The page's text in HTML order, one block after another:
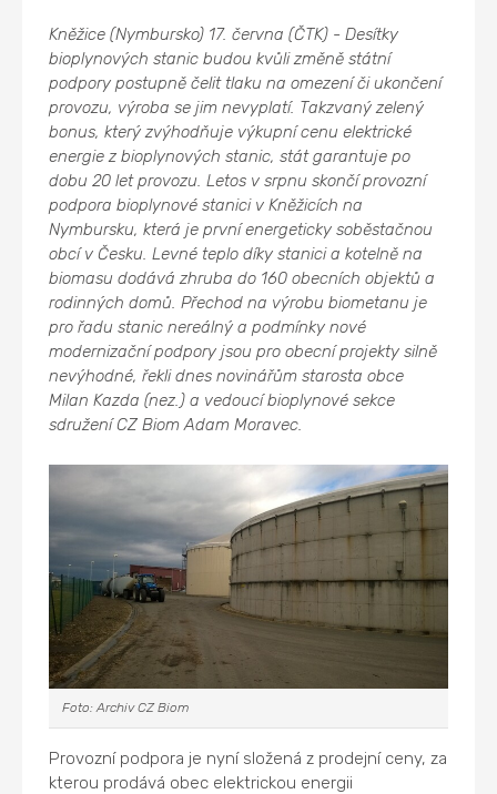
Kněžice (Nymbursko) 17. června (ČTK) - Desítky
bioplynových stanic budou kvůli změně státní
podpory postupně čelit tlaku na omezení či ukončení
provozu, výroba se jim nevyplatí. Takzvaný zelený
bonus, který zvýhodňuje výkupní cenu elektrické
energie z bioplynových stanic, stát garantuje po
dobu 20 let provozu. Letos v srpnu skončí provozní
podpora bioplynové stanici v Kněžicích na
Nymbursku, která je první energeticky soběstačnou
obcí v Česku. Levné teplo díky stanici a kotelně na
biomasu dodává zhruba do 160 obecních objektů a
rodinných domů. Přechod na výrobu biometanu je
pro řadu stanic nereálný a podmínky nové
modernizační podpory jsou pro obecní projekty silně
nevýhodné, řekli dnes novinářům starosta obce
Milan Kazda (nez.) a vedoucí bioplynové sekce
sdružení CZ Biom Adam Moravec.
Foto: Archiv CZ Biom
Provozní podpora je nyní složená z prodejní ceny, za
kterou prodává obec elektrickou energii